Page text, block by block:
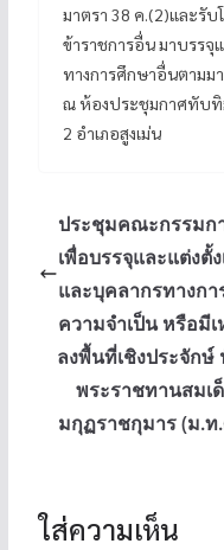
มาตรา 38 ค.(2)และรั
ข้าราชการอื่น มาบรรจุ
ทางการศึกษาอื่นตามม
ณ ห้องประชุมกาศทับทิ
2 อำเภอสูงเม่น
ประชุมคณะกรรมก
เพื่อบรรจุและแต่งตั้
และบุคลากรทางก
ความจำเป็น หรือมี
ลงพื้นที่เชิงประจัก
พระราชทานสมเ
มกุฏราชกุมาร (ม.ท
ใส่ความเห็น